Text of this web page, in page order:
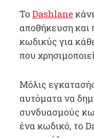
ΤοDashlane
αποθήκευση και
κωδικύς για
που
Μόλις
αυτόματα να
συνδυασμούς
ένα κωδικό, το